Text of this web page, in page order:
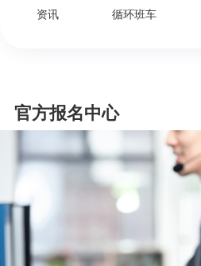
资讯 循环班车
官方报名中心